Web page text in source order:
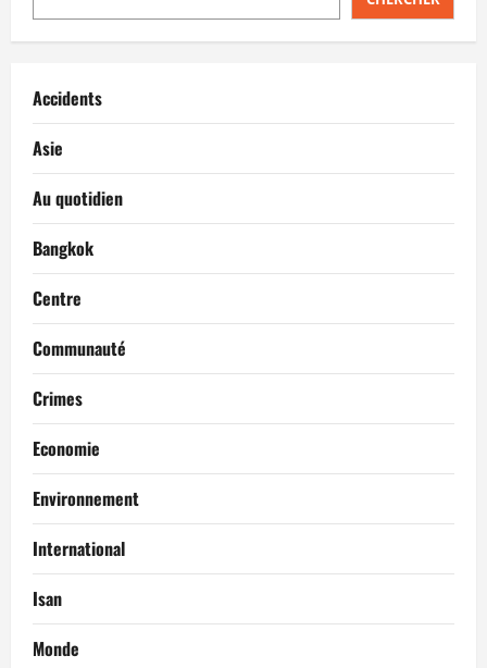
Accidents
Asie
Au quotidien
Bangkok
Centre
Communauté
Crimes
Economie
Environnement
International
Isan
Monde